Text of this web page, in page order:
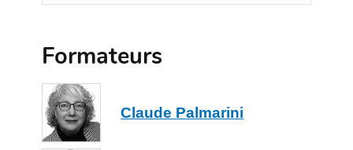
En externe et selon leur degré
d’implication
Sur quels soutiens compter dans la
gestion des parties prenantes (pour
Formateurs
Claude Palmarini